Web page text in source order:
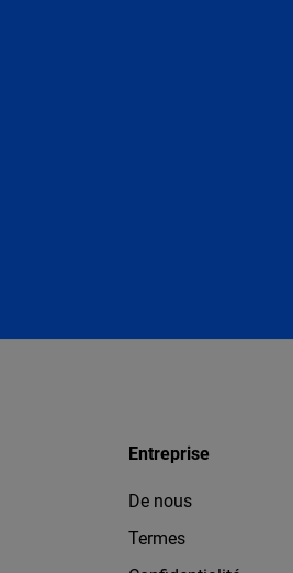
Entreprise
De nous
Termes